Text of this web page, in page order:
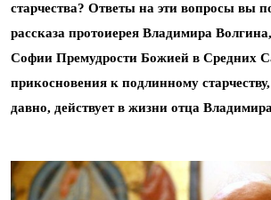
старчества? Ответы на эти вопросы вы
рассказа протоиерея Владимира
Софии Премудрости Божией в Средних
прикосновения к подлинному
давно, действует в жизни отца